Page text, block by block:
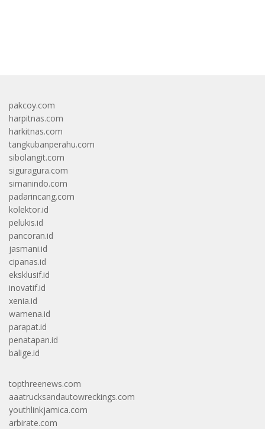
pakcoy.com
harpitnas.com
harkitnas.com
tangkubanperahu.com
sibolangit.com
siguragura.com
simanindo.com
padarincang.com
kolektor.id
pelukis.id
pancoran.id
jasmani.id
cipanas.id
eksklusif.id
inovatif.id
xenia.id
wamena.id
parapat.id
penatapan.id
balige.id
topthreenews.com
aaatrucksandautowreckings.com
youthlinkjamica.com
arbirate.com